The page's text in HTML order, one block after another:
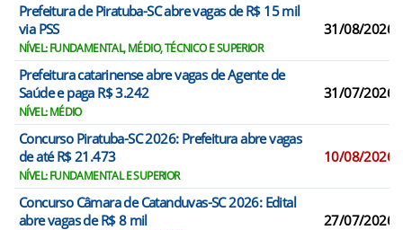
Prefeitura de Piratuba-SC abre vagas de R$ 15 mil
via PSS
NÍVEL: FUNDAMENTAL, MÉDIO, TÉCNICO E SUPERIOR
31/08/2026
Prefeitura catarinense abre vagas de Agente de
Saúde e paga R$ 3.242
NÍVEL: MÉDIO
31/07/2026
Concurso Piratuba-SC 2026: Prefeitura abre vagas
de até R$ 21.473
NÍVEL: FUNDAMENTAL E SUPERIOR
10/08/2026
Concurso Câmara de Catanduvas-SC 2026: Edital
abre vagas de R$ 8 mil
27/07/2026